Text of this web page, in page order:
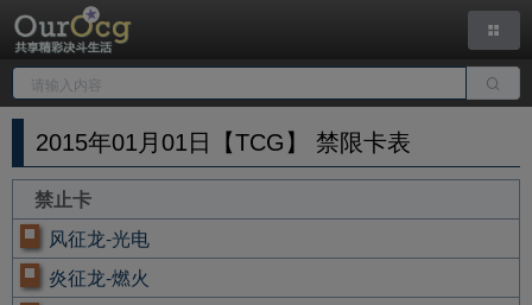
2015年01月01日【TCG】 禁限卡表
禁止卡
风征龙-光电
炎征龙-燃火